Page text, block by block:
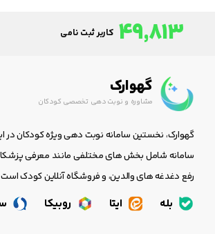
49,813 کاربر ثبت نامی
گهوارک
مشاوره و نوبت دهی تخصصی کودکان
گهوارک، نخستین سامانه نوبت دهی ویژه کودکان در
سامانه شامل بخش های مختلفی مانند معرفی
رفع دغدغه های والدین، و فروشگاه آنلاین کودک
بله ایتا روبیکا